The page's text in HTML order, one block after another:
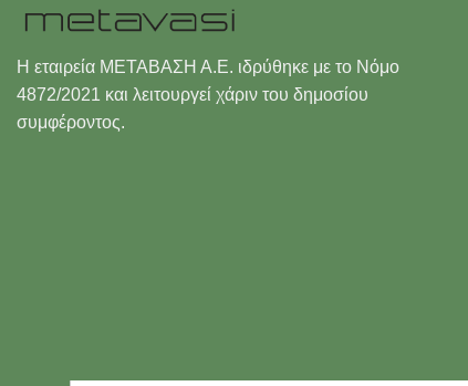
Η εταιρεία ΜΕΤΑΒΑΣΗ Α.Ε. ιδρύθηκε με το Νόμο
4872/2021 και λειτουργεί χάριν του δημοσίου
συμφέροντος.